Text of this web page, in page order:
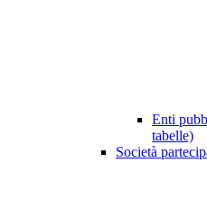
Enti
tabelle)
Società